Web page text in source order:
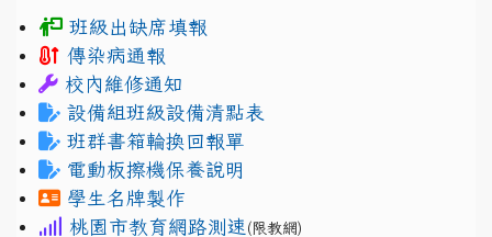
班級出缺席填報
傳染病通報
校內維修通知
設備組班級設備清點表
班群書箱輪換回報單
電動板擦機保養說明
學生名牌製作
桃園市教育網路測速 (限教網)